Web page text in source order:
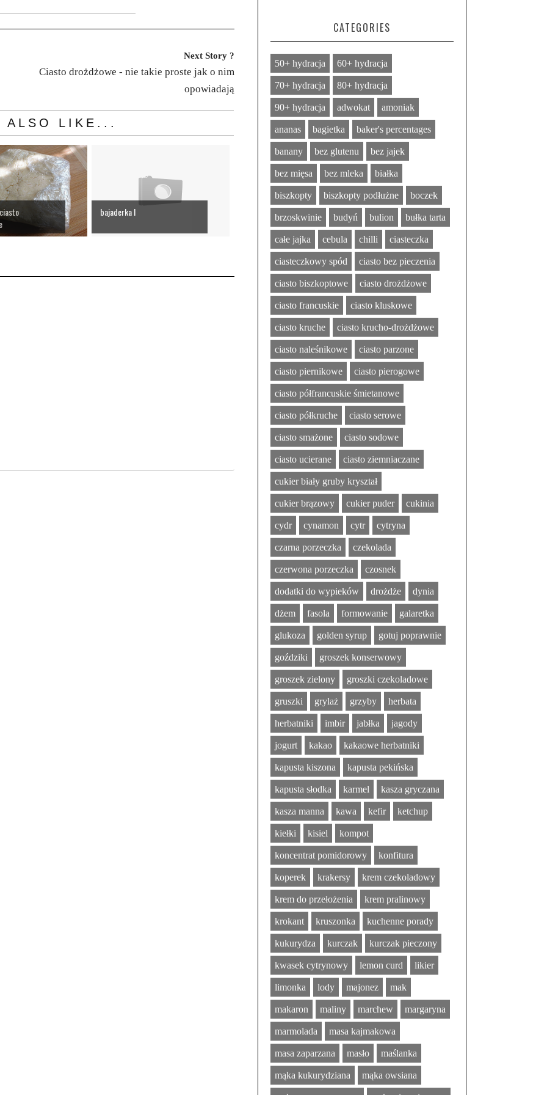
Next Story ?
Ciasto drożdżowe - nie takie proste jak o nim
opowiadają
ALSO LIKE...
bajaderka I
CATEGORIES
50+ hydracja 60+ hydracja
70+ hydracja 80+ hydracja
90+ hydracja adwokat amoniak
ananas bagietka baker's percentages
banany bez glutenu bez jajek
bez mięsa bez mleka białka
biszkopty biszkopty podłużne boczek
brzoskwinie budyń bulion bułka tarta
całe jajka cebula chilli ciasteczka
ciasteczkowy spód ciasto bez pieczenia
ciasto biszkoptowe ciasto drożdżowe
ciasto francuskie ciasto kluskowe
ciasto kruche ciasto krucho-drożdżowe
ciasto naleśnikowe ciasto parzone
ciasto piernikowe ciasto pierogowe
ciasto półfrancuskie śmietanowe
ciasto półkruche ciasto serowe
ciasto smażone ciasto sodowe
ciasto ucierane ciasto ziemniaczane
cukier biały gruby kryształ
cukier brązowy cukier puder cukinia
cydr cynamon cytr cytryna
czarna porzeczka czekolada
czerwona porzeczka czosnek
dodatki do wypieków drożdże dynia
dżem fasola formowanie galaretka
glukoza golden syrup gotuj poprawnie
goździki groszek konserwowy
groszek zielony groszki czekoladowe
gruszki grylaż grzyby herbata
herbatniki imbir jabłka jagody
jogurt kakao kakaowe herbatniki
kapusta kiszona kapusta pekińska
kapusta słodka karmel kasza gryczana
kasza manna kawa kefir ketchup
kiełki kisiel kompot
koncentrat pomidorowy konfitura
koperek krakersy krem czekoladowy
krem do przełożenia krem pralinowy
krokant kruszonka kuchenne porady
kukurydza kurczak kurczak pieczony
kwasek cytrynowy lemon curd likier
limonka lody majonez mak
makaron maliny marchew margaryna
marmolada masa kajmakowa
masa zaparzana masło maślanka
mąka kukurydziana mąka owsiana